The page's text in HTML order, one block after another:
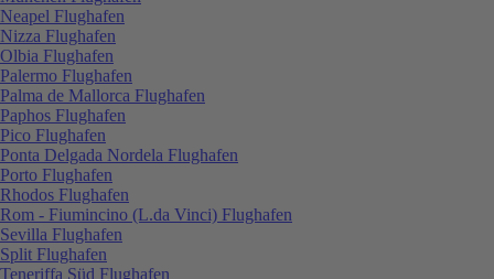
Neapel Flughafen
Nizza Flughafen
Olbia Flughafen
Palermo Flughafen
Palma de Mallorca Flughafen
Paphos Flughafen
Pico Flughafen
Ponta Delgada Nordela Flughafen
Porto Flughafen
Rhodos Flughafen
Rom - Fiumincino (L.da Vinci) Flughafen
Sevilla Flughafen
Split Flughafen
Teneriffa Süd Flughafen